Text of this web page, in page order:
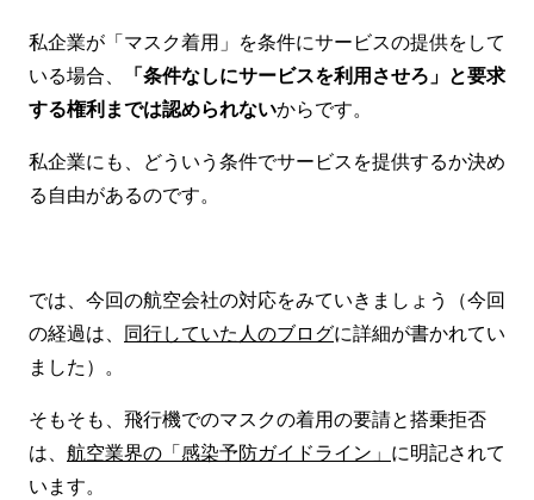
私企業が「マスク着用」を条件にサービスの提供をして
いる場合、
「条件なしにサービスを利用させろ」と要求
する権利までは認められないからです。
私企業にも、どういう条件でサービスを提供するか決め
る自由があるのです。
では、今回の航空会社の対応をみていきましょう（今回
の経過は、 同行していた人のブログに詳細が書かれてい
ました）。
そもそも、飛行機でのマスクの着用の要請と搭乗拒否
は、 航空業界の「感染予防ガイドライン」 に明記されて
います。